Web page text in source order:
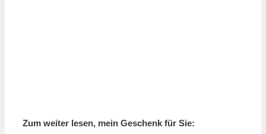
Zum weiter lesen, mein Geschenk für Sie: